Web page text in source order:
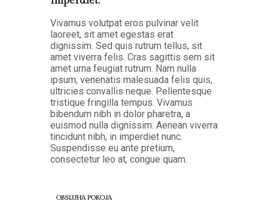
Vivamus volutpat eros pulvinar velit
laoreet, sit amet egestas erat
dignissim. Sed quis rutrum tellus, sit
amet viverra felis. Cras sagittis sem sit
amet urna feugiat rutrum. Nam nulla
ipsum, venenatis malesuada felis quis,
ultricies convallis neque. Pellentesque
tristique fringilla tempus. Vivamus
bibendum nibh in dolor pharetra, a
euismod nulla dignissim. Aenean viverra
tincidunt nibh, in imperdiet nunc.
Suspendisse eu ante pretium,
consectetur leo at, congue quam.
OBSLUHA POKOJA